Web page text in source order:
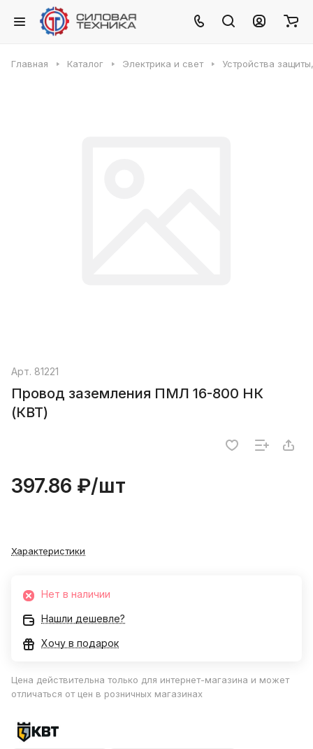
Главная Каталог Электрика и свет Устройства
Арт. 81221
Провод заземления ПМЛ 16-800 НК
(КВТ)
397.86 ₽/шт
Характеристики
Нет в наличии
Нашли дешевле?
Хочу в подарок
Цена действительна только для интернет-магазина и может
отличаться от цен в розничных магазинах